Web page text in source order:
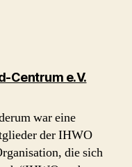
Centrum e.V.sagt:
war eine
der IHWO
die sich